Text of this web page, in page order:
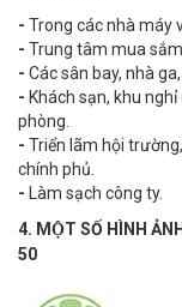
- Trong các nhà máy
- Trung tâm mua
- Các sân bay, nhà
- Khách sạn, khu
phòng.
- Triển lãm hội
chính phủ.
-
Làm sạch công ty.
4. MỘT SỐ HÌNH
50